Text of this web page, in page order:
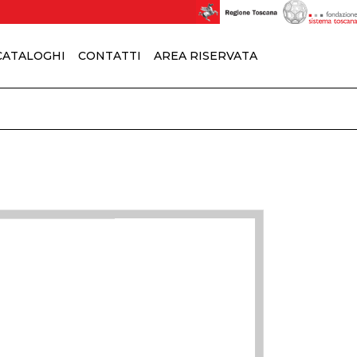
CONTATTI AREA RISERVATA